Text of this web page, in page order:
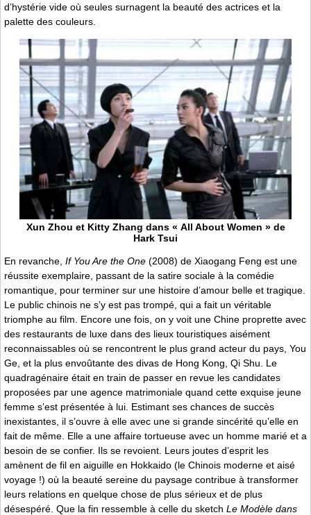
d’hystérie vide où seules surnagent la beauté des actrices et la
palette des couleurs.
Xun Zhou et Kitty Zhang dans « All About Women » de
Hark Tsui
En revanche, If You Are the One (2008) de Xiaogang Feng est une
réussite exemplaire, passant de la satire sociale à la comédie
romantique, pour terminer sur une histoire d’amour belle et tragique.
Le public chinois ne s’y est pas trompé, qui a fait un véritable
triomphe au film. Encore une fois, on y voit une Chine proprette avec
des restaurants de luxe dans des lieux touristiques aisément
reconnaissables où se rencontrent le plus grand acteur du pays, You
Ge, et la plus envoûtante des divas de Hong Kong, Qi Shu. Le
quadragénaire était en train de passer en revue les candidates
proposées par une agence matrimoniale quand cette exquise jeune
femme s’est présentée à lui. Estimant ses chances de succès
inexistantes, il s’ouvre à elle avec une si grande sincérité qu’elle en
fait de même. Elle a une affaire tortueuse avec un homme marié et a
besoin de se confier. Ils se revoient. Leurs joutes d’esprit les
amènent de fil en aiguille en Hokkaido (le Chinois moderne et aisé
voyage !) où la beauté sereine du paysage contribue à transformer
leurs relations en quelque chose de plus sérieux et de plus
désespéré. Que la fin ressemble à celle du sketch Le Modèle dans